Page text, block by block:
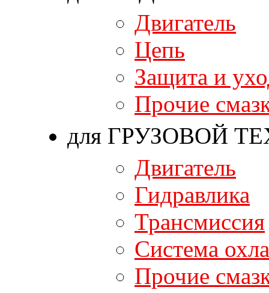
Двигатель
Цепь
Защита и
Прочие
для ГРУЗОВОЙ
Двигатель
Гидравлика
Трансмиссия
Система
Прочие